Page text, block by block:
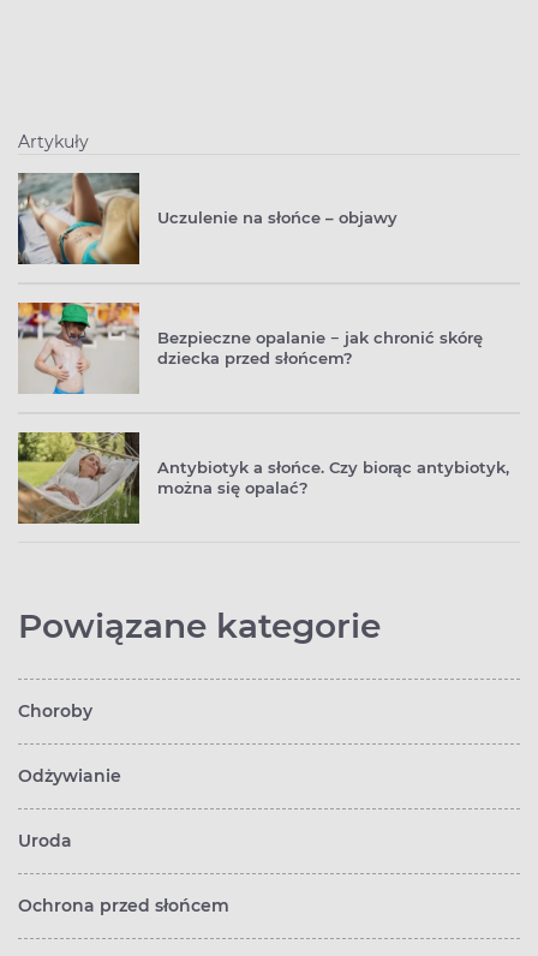
Artykuły
Uczulenie na słońce – objawy
Bezpieczne opalanie − jak chronić skórę
dziecka przed słońcem?
Antybiotyk a słońce. Czy biorąc antybiotyk,
można się opalać?
Powiązane kategorie
Choroby
Odżywianie
Uroda
Ochrona przed słońcem